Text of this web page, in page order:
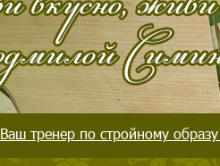
Ваш тренер по стройному